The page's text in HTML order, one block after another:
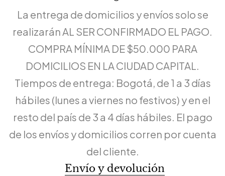
La entrega de domicilios y envíos solo se
realizarán AL SER CONFIRMADO EL PAGO.
COMPRA MÍNIMA DE $50.000 PARA
DOMICILIOS EN LA CIUDAD CAPITAL.
Tiempos de entrega: Bogotá, de 1 a 3 días
hábiles (lunes a viernes no festivos) y en el
resto del país de 3 a 4 días hábiles. El pago
de los envíos y domicilios corren por cuenta
del cliente.
Envío y devolución